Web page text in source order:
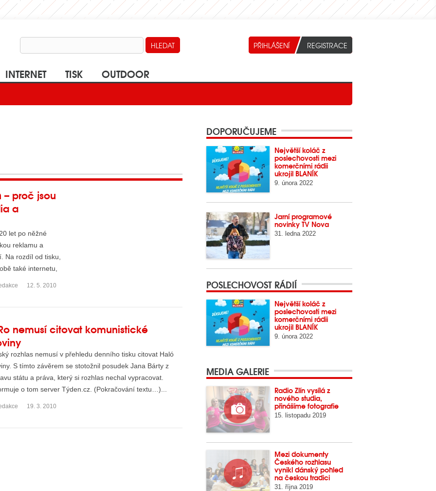
INTERNET TISK OUTDOOR
proč jsou
a
let po něžné
reklamu a
Na rozdíl od tisku,
také internetu,
12. 5. 2010
nemusí citovat komunistické
rozhlas nemusí v přehledu denního tisku citovat Haló
S tímto závěrem se stotožnil posudek Jana Bárty z
státu a práva, který si rozhlas nechal vypracovat.
o tom server Týden.cz. (Pokračování textu…)...
19. 3. 2010
DOPORUČUJEME
Největší koláč z
poslechovosti mezi
komerčními rádii
ukrojil BLANÍK
9. února 2022
Jarní programové
novinky TV Nova
31. ledna 2022
POSLECHOVOST RÁDIÍ
Největší koláč z
poslechovosti mezi
komerčními rádii
ukrojil BLANÍK
9. února 2022
MEDIA GALERIE
Radio Zlín vysílá z
nového studia,
přinášíme fotografie
15. listopadu 2019
Mezi dokumenty
Českého rozhlasu
vynikl dánský pohled
na českou tradici
31. října 2019